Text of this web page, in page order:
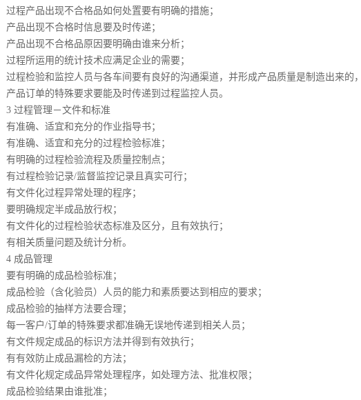
过程产品出现不合格品如何处置要有明确的措施；
产品出现不合格时信息要及时传递；
产品出现不合格品原因要明确由谁来分析；
过程所运用的统计技术应满足企业的需要；
过程检验和监控人员与各车间要有良好的沟通渠道，并形成产品质量是制造出来的
产品订单的特殊要求要能及时传递到过程监控人员。
3 过程管理－文件和标准
有准确、适宜和充分的作业指导书；
有准确、适宜和充分的过程检验标准；
有明确的过程检验流程及质量控制点；
有过程检验记录/监督监控记录且真实可行；
有文件化过程异常处理的程序；
要明确规定半成品放行权；
有文件化的过程检验状态标准及区分，且有效执行；
有相关质量问题及统计分析。
4 成品管理
要有明确的成品检验标准；
成品检验（含化验员）人员的能力和素质要达到相应的要求；
成品检验的抽样方法要合理；
每一客户/订单的特殊要求都准确无误地传递到相关人员；
有文件规定成品的标识方法并得到有效执行；
有有效防止成品漏检的方法；
有文件化规定成品异常处理程序，如处理方法、批准权限；
成品检验结果由谁批准；